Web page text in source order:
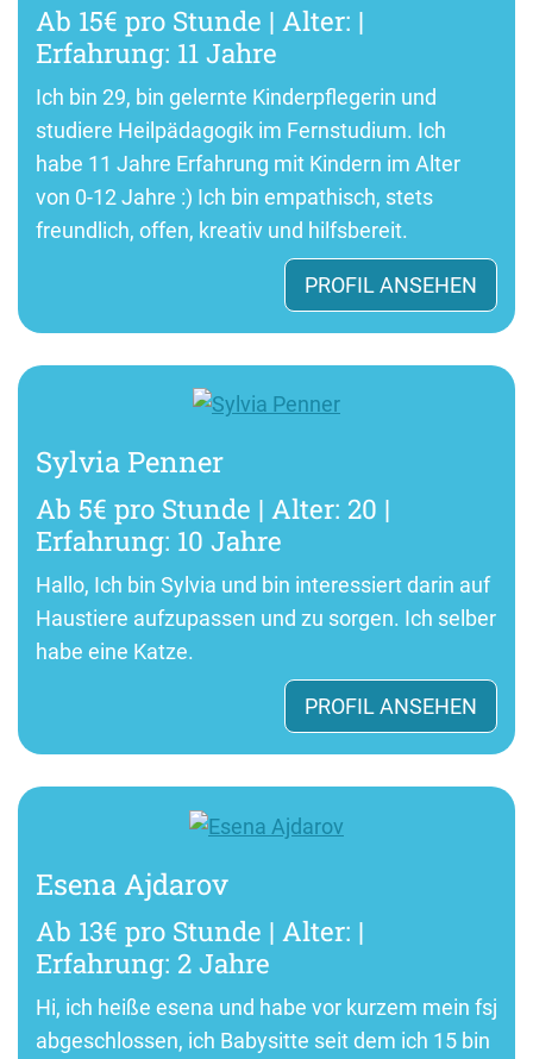
Ab 15€ pro Stunde | Alter: |
Erfahrung: 11 Jahre
Ich bin 29, bin gelernte Kinderpflegerin und
studiere Heilpädagogik im Fernstudium. Ich
habe 11 Jahre Erfahrung mit Kindern im Alter
von 0-12 Jahre :) Ich bin empathisch, stets
freundlich, offen, kreativ und hilfsbereit.
PROFIL ANSEHEN
Sylvia Penner
Ab 5€ pro Stunde | Alter: 20 |
Erfahrung: 10 Jahre
Hallo, Ich bin Sylvia und bin interessiert darin auf
Haustiere aufzupassen und zu sorgen. Ich selber
habe eine Katze.
PROFIL ANSEHEN
Esena Ajdarov
Ab 13€ pro Stunde | Alter: |
Erfahrung: 2 Jahre
Hi, ich heiße esena und habe vor kurzem mein fsj
abgeschlossen, ich Babysitte seit dem ich 15 bin